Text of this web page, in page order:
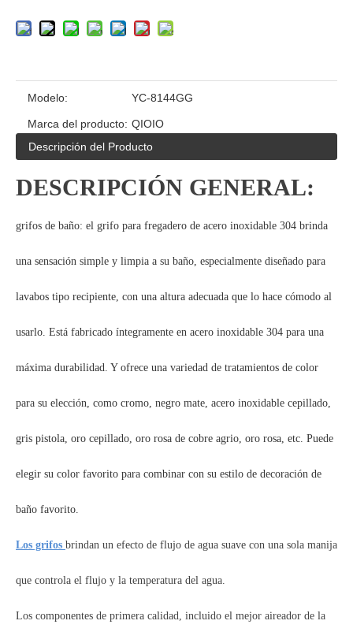
Modelo: YC-8144GG
Marca del producto: QIOIO
Descripción del Producto
DESCRIPCIÓN GENERAL:
grifos de baño: el grifo para fregadero de acero inoxidable 304 brinda
una sensación simple y limpia a su baño, especialmente diseñado para
lavabos tipo recipiente, con una altura adecuada que lo hace cómodo al
usarlo. Está fabricado íntegramente en acero inoxidable 304 para una
máxima durabilidad. Y ofrece una variedad de tratamientos de color
para su elección, como cromo, negro mate, acero inoxidable cepillado,
gris pistola, oro cepillado, oro rosa de cobre agrio, oro rosa, etc. Puede
elegir su color favorito para combinar con su estilo de decoración de
baño favorito.
Los grifos brindan un efecto de flujo de agua suave con una sola manija
que controla el flujo y la temperatura del agua.
Los componentes de primera calidad, incluido el mejor aireador de la